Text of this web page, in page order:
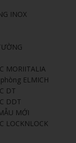
INOX
MORIITALIA
ELMICH
DT
DDT
MỚI
LOCKNLOCK